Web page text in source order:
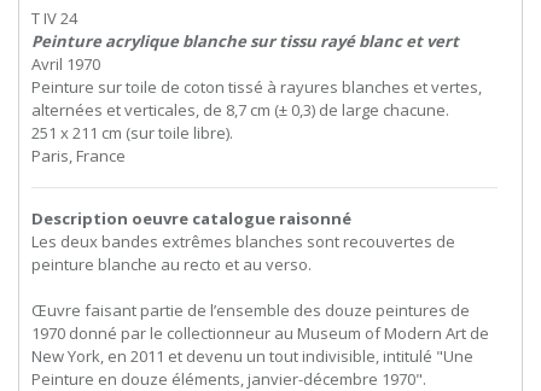
T IV 24
Peinture acrylique blanche sur tissu rayé blanc et vert
Avril 1970
Peinture sur toile de coton tissé à rayures blanches et vertes,
alternées et verticales, de 8,7 cm (± 0,3) de large chacune.
251 x 211 cm (sur toile libre).
Paris, France
Description oeuvre catalogue raisonné
Les deux bandes extrêmes blanches sont recouvertes de
peinture blanche au recto et au verso.
Œuvre faisant partie de l’ensemble des douze peintures de
1970 donné par le collectionneur au Museum of Modern Art de
New York, en 2011 et devenu un tout indivisible, intitulé "Une
Peinture en douze éléments, janvier-décembre 1970".